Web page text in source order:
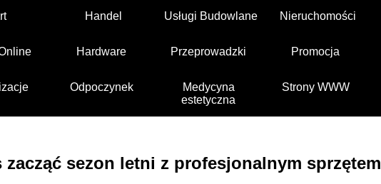
Handel Usługi Budowlane Nieruchomości
Hardware Przeprowadzki Promocja
Odpoczynek
Medycyna
estetyczna
Strony WWW
zacząć sezon letni z profesjonalnym sprzętem